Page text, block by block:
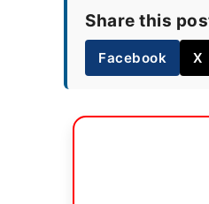
Share this
Facebook X